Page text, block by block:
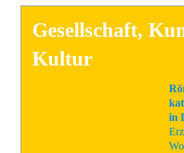
Gesellschaft,
Kultur
in